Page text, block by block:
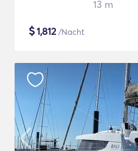
13 m
$1,812/Nacht